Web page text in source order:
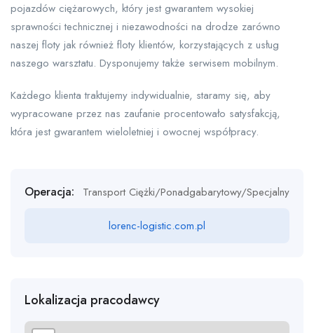
pojazdów ciężarowych, który jest gwarantem wysokiej
sprawności technicznej i niezawodności na drodze zarówno
naszej floty jak również floty klientów, korzystających z usług
naszego warsztatu. Dysponujemy także serwisem mobilnym.
Każdego klienta traktujemy indywidualnie, staramy się, aby
wypracowane przez nas zaufanie procentowało satysfakcją,
która jest gwarantem wieloletniej i owocnej współpracy.
Operacja: Transport Ciężki/Ponadgabarytowy/Specjalny
lorenc-logistic.com.pl
Lokalizacja pracodawcy